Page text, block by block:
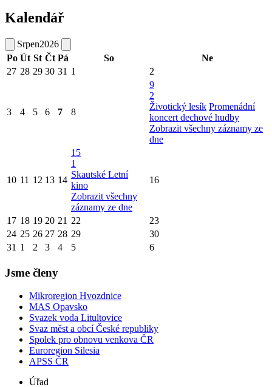
Kalendář
Srpen2026
Po Út St Čt Pá So
Ne
27 28 29 30 31 1 2
3 4 5 6 7 8
9
2
Životický lesík Promenádní
koncert dechové hudby
Zobrazit všechny záznamy ze
dne
10 11 12 13 14
15
1
Skautské Letní
kino
Zobrazit všechny
záznamy ze dne
16
17 18 19 20 21 22
23
24 25 26 27 28 29
30
31 1 2 3 4 5 6
Jsme členy
Mikroregion Hvozdnice
MAS Opavsko
Svazek voda Litultovice
Svaz měst a obcí České republiky
Spolek pro obnovu venkova ČR
Euroregion Silesia
APSS ČR
Úřad